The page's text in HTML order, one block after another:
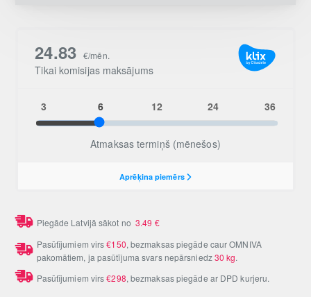
Piegāde Latvijā sākot no3.49 €
Pasūtījumiem virs€150, bezmaksas piegāde caur OMNIVA
pakomātiem, ja pasūtījuma svars nepārsniedz30 kg.
Pasūtījumiem virs€298, bezmaksas piegāde ar DPD kurjeru.